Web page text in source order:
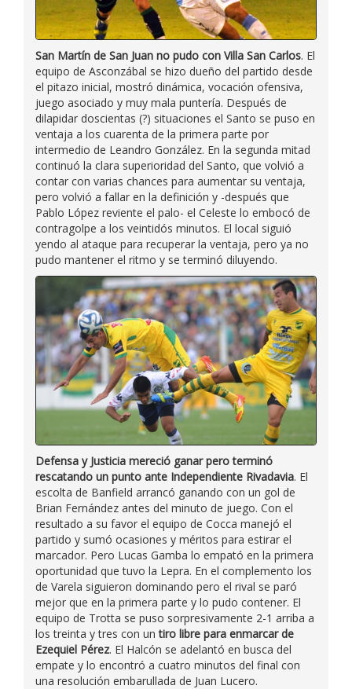
San Martín de San Juan no pudo con Villa San Carlos. El
equipo de Asconzábal se hizo dueño del partido desde
el pitazo inicial, mostró dinámica, vocación ofensiva,
juego asociado y muy mala puntería. Después de
dilapidar doscientas (?) situaciones el Santo se puso en
ventaja a los cuarenta de la primera parte por
intermedio de Leandro González. En la segunda mitad
continuó la clara superioridad del Santo, que volvió a
contar con varias chances para aumentar su ventaja,
pero volvió a fallar en la definición y -después que
Pablo López reviente el palo- el Celeste lo embocó de
contragolpe a los veintidós minutos. El local siguió
yendo al ataque para recuperar la ventaja, pero ya no
pudo mantener el ritmo y se terminó diluyendo.
Defensa y Justicia mereció ganar pero terminó
rescatando un punto ante Independiente Rivadavia. El
escolta de Banfield arrancó ganando con un gol de
Brian Fernández antes del minuto de juego. Con el
resultado a su favor el equipo de Cocca manejó el
partido y sumó ocasiones y méritos para estirar el
marcador. Pero Lucas Gamba lo empató en la primera
oportunidad que tuvo la Lepra. En el complemento los
de Varela siguieron dominando pero el rival se paró
mejor que en la primera parte y lo pudo contener. El
equipo de Trotta se puso sorpresivamente 2-1 arriba a
los treinta y tres con untiro libre para enmarcar de
Ezequiel Pérez. El Halcón se adelantó en busca del
empate y lo encontró a cuatro minutos del final con
una resolución embarullada de Juan Lucero.